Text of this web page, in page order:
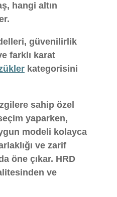
hangi altın
güvenilirlik
farklı karat
kategorisini
sahip özel
yaparken,
modeli kolayca
ve zarif
öne çıkar. HRD
ve